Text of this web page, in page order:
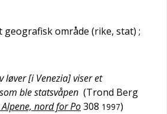
geografisk område (rike, stat) ;
løver [i Venezia] viser et
ble statsvåpen (Trond Berg
nord for Po308 1997)